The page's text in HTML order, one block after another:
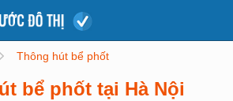
Thông hút bể phốt
bể phốt tại Hà Nội